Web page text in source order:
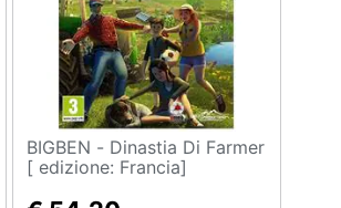
BIGBEN - Dinastia Di Farmer
[ edizione: Francia]